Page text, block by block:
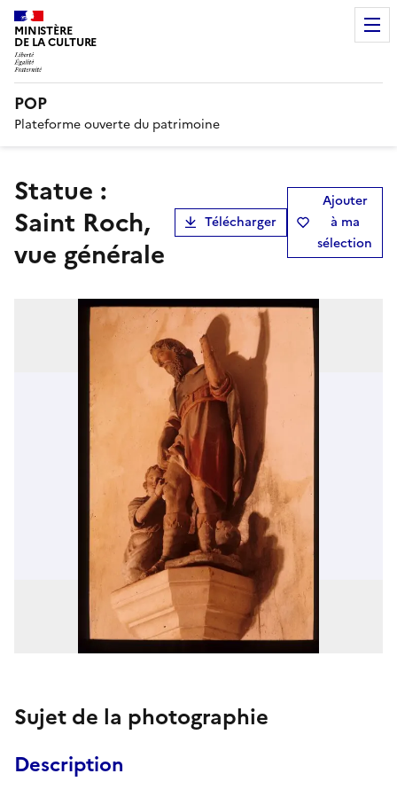
MINISTÈRE
DE LA CULTURE
POP
Plateforme ouverte du patrimoine
statue :
Saint Roch,
vue générale
Télécharger
Ajouter
à ma
sélection
Sujet de la photographie
Description